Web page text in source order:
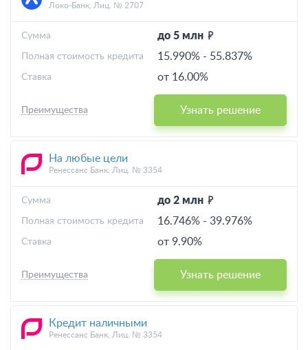
Локо-Банк, Лиц. № 2707
до 5 млн
Cумма
15.990% - 55.837%
Полная стоимость кредита
от 16.00%
Ставка
Узнать решение
Преимущества
На любые цели
Ренессанс Банк, Лиц. № 3354
до 2 млн
Cумма
16.746% - 39.976%
Полная стоимость кредита
от 9.90%
Ставка
Узнать решение
Преимущества
Кредит наличными
Ренессанс Банк, Лиц. № 3354